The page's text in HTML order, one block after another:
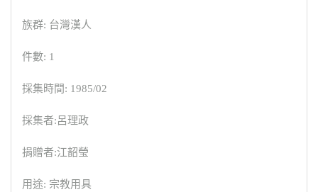
族群: 台灣漢人
件數: 1
採集時間: 1985/02
採集者:呂理政
捐贈者:江韶瑩
用途: 宗教用具